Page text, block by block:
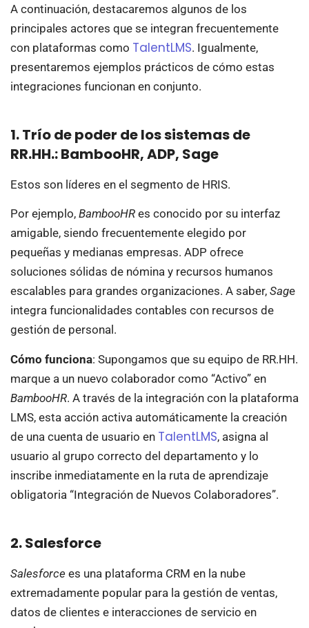
A continuación, destacaremos algunos de los
principales actores que se integran frecuentemente
con plataformas como TalentLMS. Igualmente,
presentaremos ejemplos prácticos de cómo estas
integraciones funcionan en conjunto.
1. Trío de poder de los sistemas de
RR.HH.: BambooHR, ADP, Sage
Estos son líderes en el segmento de HRIS.
Por ejemplo, BambooHR es conocido por su interfaz
amigable, siendo frecuentemente elegido por
pequeñas y medianas empresas. ADP ofrece
soluciones sólidas de nómina y recursos humanos
escalables para grandes organizaciones. A saber, Sage
integra funcionalidades contables con recursos de
gestión de personal.
Cómo funciona: Supongamos que su equipo de RR.HH.
marque a un nuevo colaborador como “Activo” en
BambooHR. A través de la integración con la plataforma
LMS, esta acción activa automáticamente la creación
de una cuenta de usuario en TalentLMS, asigna al
usuario al grupo correcto del departamento y lo
inscribe inmediatamente en la ruta de aprendizaje
obligatoria “Integración de Nuevos Colaboradores”.
2. Salesforce
Salesforce es una plataforma CRM en la nube
extremadamente popular para la gestión de ventas,
datos de clientes e interacciones de servicio en